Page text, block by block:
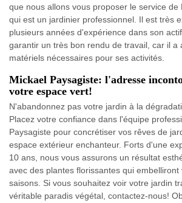
que nous allons vous proposer le service de
qui est un jardinier professionnel. Il est très
plusieurs années d'expérience dans son
garantir un très bon rendu de travail, car il a
matériels nécessaires pour ses activités.
Mickael Paysagiste: l'adresse
votre espace vert!
N'abandonnez pas votre jardin à la
Placez votre confiance dans l'équipe
Paysagiste pour concrétiser vos rêves de
espace extérieur enchanteur. Forts d'une
10 ans, nous vous assurons un résultat
avec des plantes florissantes qui
saisons. Si vous souhaitez voir votre jardin
véritable paradis végétal, contactez-nous!